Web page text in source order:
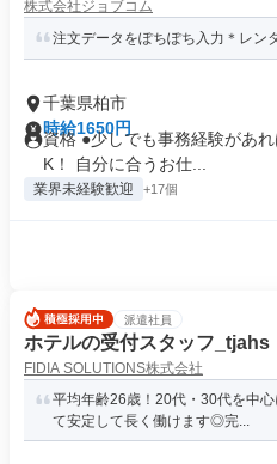
株式会社ジョブコム
注文データをぽちぽち入力＊レン
千葉県柏市
時給1650円
資格 ●少しでも事務経験があ
K！ 自分に合うお仕...
業界未経験歓迎 +17個
派遣社員
ホテルの受付スタッフ_tjahs
FIDIA SOLUTIONS株式会社
平均年齢26歳！20代・30代を中
て安定して長く働けます◎完...